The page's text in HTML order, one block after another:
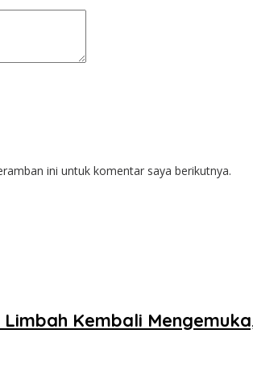
ini untuk komentar saya berikutnya.
Limbah Kembali